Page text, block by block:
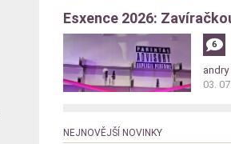
Esxence 2026:
6
andry
03.
NEJNOVĚJŠÍ NOVINKY